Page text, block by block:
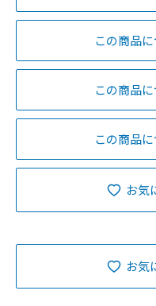
この商品
この商品
この商品
お気
お気